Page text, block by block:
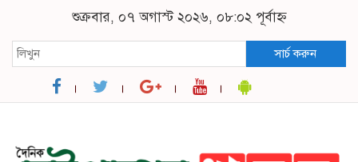
শুক্রবার, ০৭ অগাস্ট ২০২৬, ০৮:০২ পূর্বাহ্ন
সার্চ করুন